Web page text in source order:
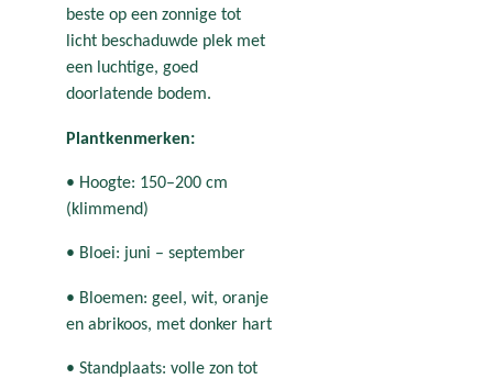
beste op een zonnige tot
licht beschaduwde plek met
een luchtige, goed
doorlatende bodem.
Plantkenmerken:
• Hoogte: 150–200 cm
(klimmend)
• Bloei: juni – september
• Bloemen: geel, wit, oranje
en abrikoos, met donker hart
• Standplaats: volle zon tot